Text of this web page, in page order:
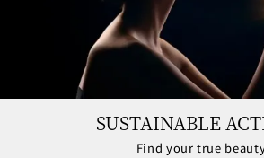
SUSTAINABLE
Find your true